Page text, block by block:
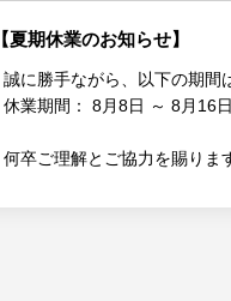
【夏期休業のお知らせ】
誠に勝手ながら、以下の期間
休業期間： 8月8日 ～ 8月16日
何卒ご理解とご協力を賜りま